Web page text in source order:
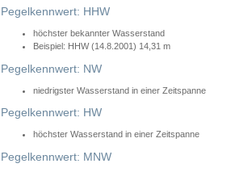
Pegelkennwert: HHW
höchster bekannter Wasserstand
Beispiel: HHW (14.8.2001) 14,31 m
Pegelkennwert: NW
niedrigster Wasserstand in einer Zeitspanne
Pegelkennwert: HW
höchster Wasserstand in einer Zeitspanne
Pegelkennwert: MNW